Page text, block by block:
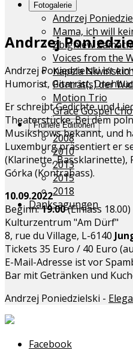
Fotogalerie
Andrzej
Mama, ich will
Zbigniew
Voices from the
Kapela
Porträt(s) der
Motion Trio
Grace Gospel
Frühere Editionen
2008
2010
2013
2015
2018
Danksagungen
Andrzej
Andrzej Poniedzielski ist
Humorist, Gitarrist,
Er schreibt Gedichte und
Theaterstücke. Bei dem
Musikshows bekannt, und
Luxemburg präsentiert er
(Klarinette, Bassklarinette),
Górka (Kontrabass).
10.09.2022
Beginn:19.00(Einlass 18.00)
Kulturzentrum "Am Dürf"
8, rue du Village, L-6140
Tickets 35 Euro / 40 Euro
E-Mail-Adresse ist vor
Bar mit Getränken und
Andrzej Poniedzielski -
Facebook